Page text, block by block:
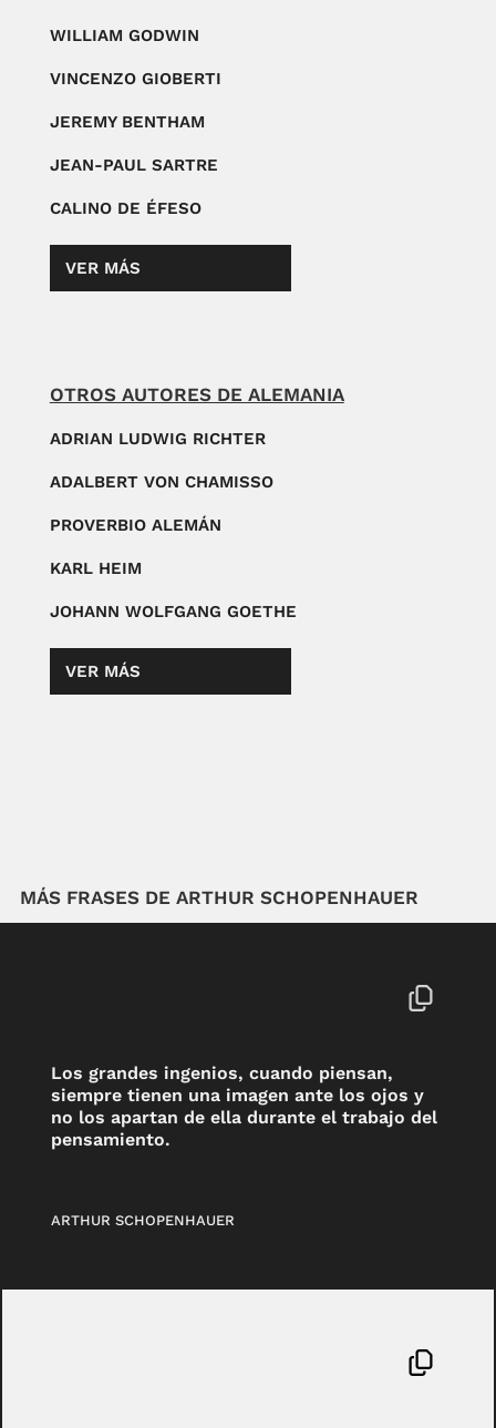
WILLIAM GODWIN
VINCENZO GIOBERTI
JEREMY BENTHAM
JEAN-PAUL SARTRE
CALINO DE ÉFESO
VER MÁS
OTROS AUTORES DE ALEMANIA
ADRIAN LUDWIG RICHTER
ADALBERT VON CHAMISSO
PROVERBIO ALEMÁN
KARL HEIM
JOHANN WOLFGANG GOETHE
VER MÁS
MÁS FRASES DE ARTHUR SCHOPENHAUER
Los grandes ingenios, cuando piensan,
siempre tienen una imagen ante los ojos y
no los apartan de ella durante el trabajo del
pensamiento.
ARTHUR SCHOPENHAUER